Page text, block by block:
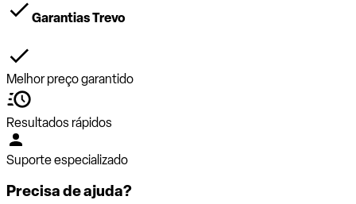
Garantias Trevo
Melhor preço garantido
Resultados rápidos
Suporte especializado
Precisa de ajuda?